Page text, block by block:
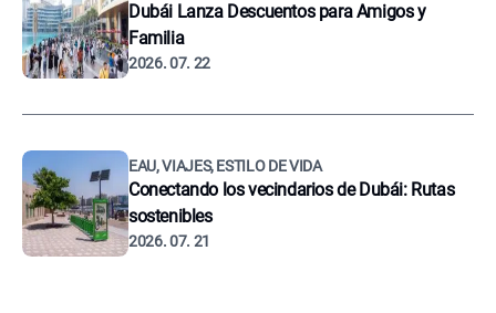
Dubái Lanza Descuentos para Amigos y
Familia
2026. 07. 22
EAU, VIAJES, ESTILO DE VIDA
Conectando los vecindarios de Dubái: Rutas
sostenibles
2026. 07. 21